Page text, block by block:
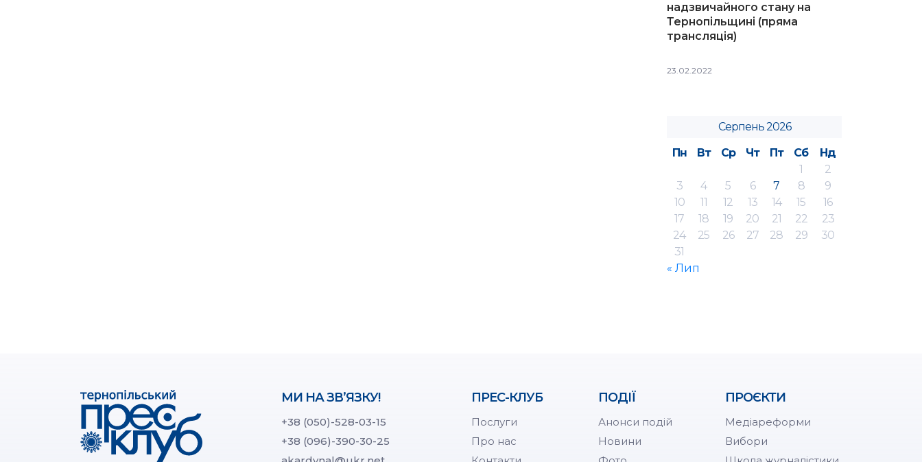
надзвичайного стану на
Тернопільщині (пряма
трансляція)
23.02.2022
Серпень 2026
Пн
Вт Ср Чт Пт Сб
Нд
1
2
3
4 5 6 7 8
9
10
11 12 13 14 15
16
17
18 19 20 21 22
23
24
25 26 27 28 29
30
31
« Лип
МИ НА ЗВ’ЯЗКУ!
+38 (050)-528-03-15
+38 (096)-390-30-25
ПРЕС-КЛУБ
Послуги
Про нас
ПОДІЇ
Анонси подій
Новини
ПРОЄКТИ
Медіареформи
Вибори